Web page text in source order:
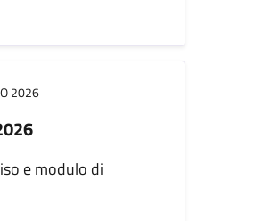
2026
e modulo di